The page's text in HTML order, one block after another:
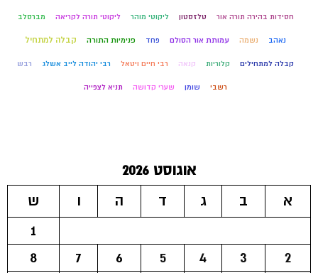
חסידות בהירה תורה אור טלזסטון ליקוטי מוהר ליקוטי תורה לקריאה מברסלב
נאהב נשמה עמותת אור הסולם פחד פנימיות התורה קבלה למתחיל
קבלה למתחילים קלוריות קנאה רבי חיים ויטאל רבי יהודה לייב אשלג רבש
רשבי שומן שערי קדושה תניא לצפייה
אוגוסט 2026
א
ב ג ד ה ו
ש
1
2
3
4
5
6
7
8